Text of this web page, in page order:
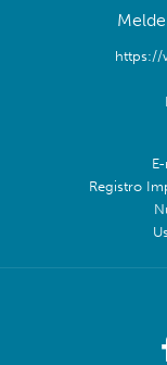
https://
Registro